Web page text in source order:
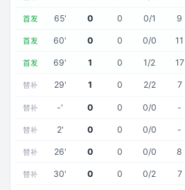
首发 65' 0 0 0/1 9
首发 60' 0 0 0/0 11
首发 69' 1 0 1/2 17
替补 29' 1 0 2/2 7
替补 -' 0 0 0/0 -
替补 2' 0 0 0/0 -
替补 26' 0 0 0/0 8
替补 30' 0 0 0/2 7